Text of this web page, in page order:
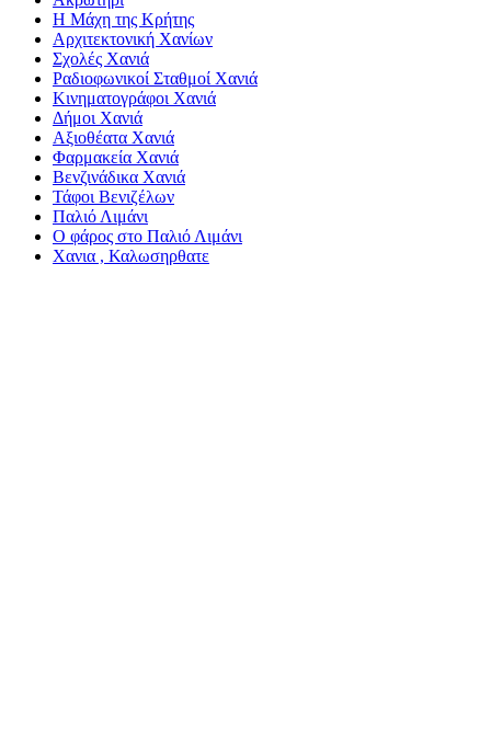
Η Μάχη της Κρήτης
Αρχιτεκτονική Χανίων
Σχολές Χανιά
Ραδιοφωνικοί Σταθμοί Χανιά
Κινηματογράφοι Χανιά
Δήμοι Χανιά
Αξιοθέατα Χανιά
Φαρμακεία Χανιά
Βενζινάδικα Χανιά
Τάφοι Βενιζέλων
Παλιό Λιμάνι
Ο φάρος στο Παλιό Λιμάνι
Χανια , Καλωσηρθατε